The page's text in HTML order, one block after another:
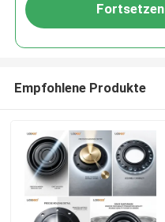
Fortsetzen
Empfohlene Produkte